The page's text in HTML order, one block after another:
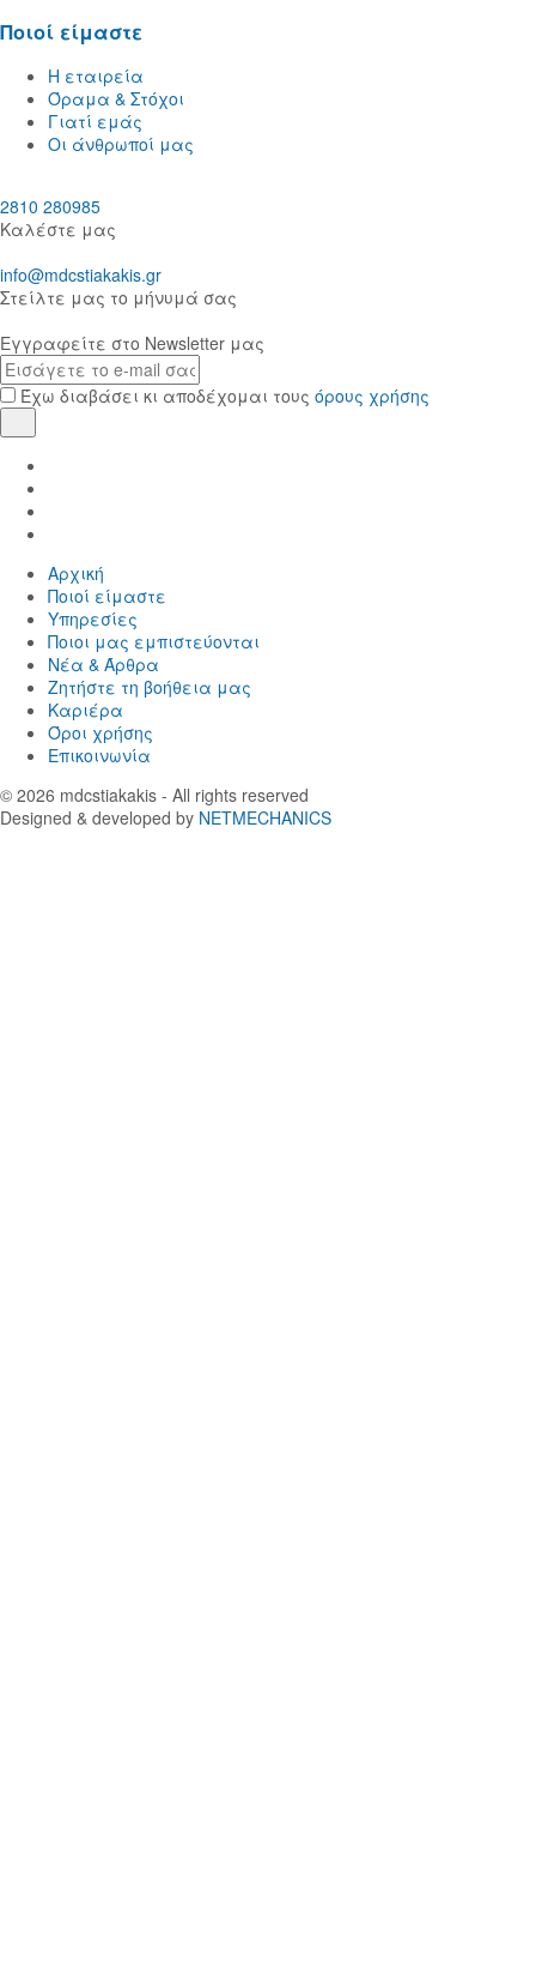
Ποιοί είμαστε
Η εταιρεία
Όραμα & Στόχοι
Γιατί εμάς
Οι άνθρωποί μας
2810 280985
Καλέστε μας
info@mdcstiakakis.gr
Στείλτε μας το μήνυμά σας
Εγγραφείτε στο Newsletter μας
E-
mailΈχω διαβάσει κι αποδέχομαι τους όρους χρήσης
Twitter
in
LinkedIn
Αρχική
Ποιοί είμαστε
Yπηρεσίες
Ποιοι μας εμπιστεύονται
Νέα & Άρθρα
Ζητήστε τη βοήθεια μας
Καριέρα
Όροι χρήσης
Επικοινωνία
© 2026 mdcstiakakis - All rights reserved
Designed & developed by NETMECHANICS